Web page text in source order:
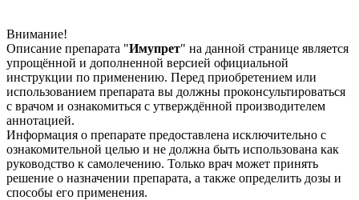
Внимание!
Описание препарата "Имупрет" на данной странице является
упрощённой и дополненной версией официальной
инструкции по применению. Перед приобретением или
использованием препарата вы должны проконсультироваться
с врачом и ознакомиться с утверждённой производителем
аннотацией.
Информация о препарате предоставлена исключительно с
ознакомительной целью и не должна быть использована как
руководство к самолечению. Только врач может принять
решение о назначении препарата, а также определить дозы и
способы его применения.